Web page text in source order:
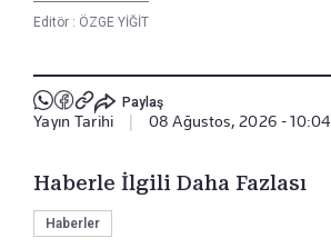
Editör : ÖZGE YİĞİT
Paylaş
Yayın Tarihi 08 Ağustos, 2026 - 10:04
Haberle İlgili Daha Fazlası
Haberler